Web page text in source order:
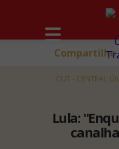
CUT - CENTRAL
Lula:
Compartilhe